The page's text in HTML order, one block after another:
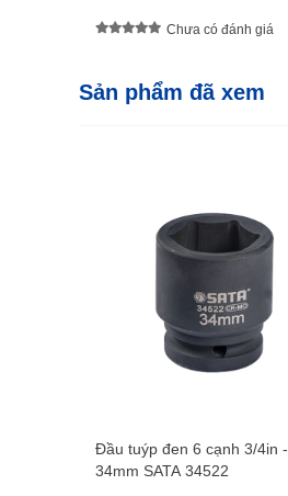
Chưa có đánh giá
Sản phẩm đã xem
Đầu tuýp đen 6 cạnh 3/4in -
34mm SATA 34522